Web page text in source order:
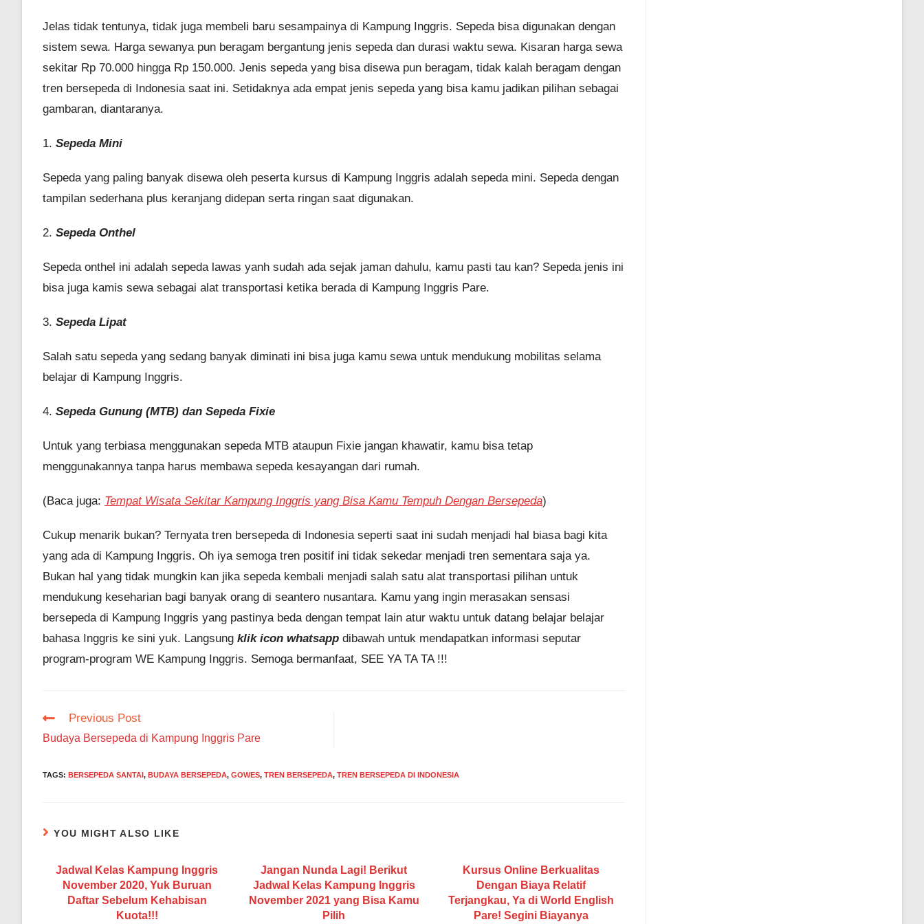
Jelas tidak tentunya, tidak juga membeli baru sesampainya di Kampung Inggris. Sepeda bisa digunakan dengan
sistem sewa. Harga sewanya pun beragam bergantung jenis sepeda dan durasi waktu sewa. Kisaran harga sewa
sekitar Rp 70.000 hingga Rp 150.000. Jenis sepeda yang bisa disewa pun beragam, tidak kalah beragam dengan
tren bersepeda di Indonesia saat ini. Setidaknya ada empat jenis sepeda yang bisa kamu jadikan pilihan sebagai
gambaran, diantaranya.
1. Sepeda Mini
Sepeda yang paling banyak disewa oleh peserta kursus di Kampung Inggris adalah sepeda mini. Sepeda dengan
tampilan sederhana plus keranjang didepan serta ringan saat digunakan.
2. Sepeda Onthel
Sepeda onthel ini adalah sepeda lawas yanh sudah ada sejak jaman dahulu, kamu pasti tau kan? Sepeda jenis ini
bisa juga kamis sewa sebagai alat transportasi ketika berada di Kampung Inggris Pare.
3. Sepeda Lipat
Salah satu sepeda yang sedang banyak diminati ini bisa juga kamu sewa untuk mendukung mobilitas selama
belajar di Kampung Inggris.
4. Sepeda Gunung (MTB) dan Sepeda Fixie
Untuk yang terbiasa menggunakan sepeda MTB ataupun Fixie jangan khawatir, kamu bisa tetap
menggunakannya tanpa harus membawa sepeda kesayangan dari rumah.
(Baca juga: Tempat Wisata Sekitar Kampung Inggris yang Bisa Kamu Tempuh Dengan Bersepeda)
Cukup menarik bukan? Ternyata tren bersepeda di Indonesia seperti saat ini sudah menjadi hal biasa bagi kita
yang ada di Kampung Inggris. Oh iya semoga tren positif ini tidak sekedar menjadi tren sementara saja ya.
Bukan hal yang tidak mungkin kan jika sepeda kembali menjadi salah satu alat transportasi pilihan untuk
mendukung keseharian bagi banyak orang di seantero nusantara. Kamu yang ingin merasakan sensasi
bersepeda di Kampung Inggris yang pastinya beda dengan tempat lain atur waktu untuk datang belajar belajar
bahasa Inggris ke sini yuk. Langsung klik icon whatsapp dibawah untuk mendapatkan informasi seputar
program-program WE Kampung Inggris. Semoga bermanfaat, SEE YA TA TA !!!
Read
articles
Previous Post
Budaya Bersepeda di Kampung Inggris Pare
TAGS: BERSEPEDA SANTAI, BUDAYA BERSEPEDA, GOWES, TREN BERSEPEDA, TREN BERSEPEDA DI INDONESIA
YOU MIGHT ALSO LIKE
Jadwal Kelas Kampung Inggris
November 2020, Yuk Buruan
Daftar Sebelum Kehabisan
Kuota!!!
Jangan Nunda Lagi! Berikut
Jadwal Kelas Kampung Inggris
November 2021 yang Bisa Kamu
Pilih
Kursus Online Berkualitas
Dengan Biaya Relatif
Terjangkau, Ya di World English
Pare! Segini Biayanya